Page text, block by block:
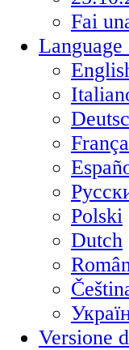
Fai
Polski
Dutch
Versione